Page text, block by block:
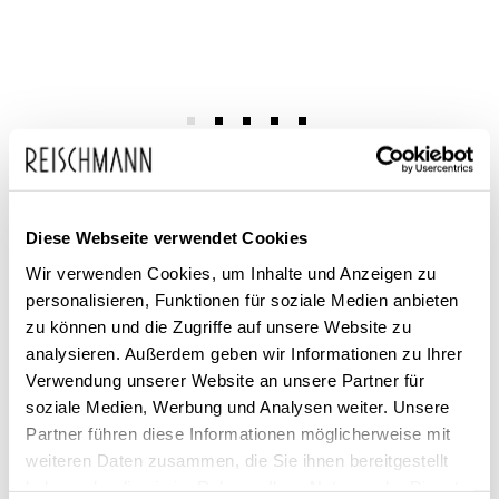
Diese Webseite verwendet Cookies
Wir verwenden Cookies, um Inhalte und Anzeigen zu
personalisieren, Funktionen für soziale Medien anbieten
zu können und die Zugriffe auf unsere Website zu
analysieren. Außerdem geben wir Informationen zu Ihrer
Verwendung unserer Website an unsere Partner für
soziale Medien, Werbung und Analysen weiter. Unsere
Partner führen diese Informationen möglicherweise mit
weiteren Daten zusammen, die Sie ihnen bereitgestellt
Zum
Anfang
Bildgalerie
springen
adidas
Unisex Fussballschuhe
260,00 €
169,99 €
Dieses Produkt ist exklusiv in unseren Filialen erhältlich. Prüfen Sie
mit einem Klick auf „Vor Ort verfügbar?", wo Ihre Größe vorrätig ist.